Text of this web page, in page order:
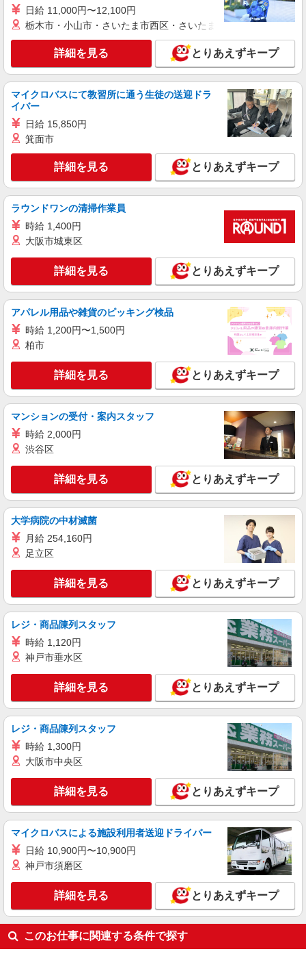
キープ 詳細を見る
株式会社kotrio /●NG-H-1992390
個別ケア重視！高級シニア住宅で巡回やケアな
ど＊御器所駅/日払いOK
時給1500円〜2125円 ＜日払い有/週払い有/交
キープ 詳細を見る
正社員
グループホーム ソラスト白金/2380000040-024
介護職員（ヘルパー）（介護助手）
夜割増＋夜勤手当）
愛知県名古屋市昭和区白金1-20-3
キープ 詳細を見る
正社員
グループホーム ソラスト白金/2380000040-025
介護職員（ヘルパー）（介護助手）
月給199,600円
愛知県名古屋市昭和区白金1-20-3
キープ 詳細を見る
グループホーム ソラスト白金/2380000040-003
介護職員（ヘルパー）（役職なし）
月給241,300円〜289,120円（経験・能力等に
よる） ＜給与補足＞夜勤5〜10回分（36,700〜
74,520円）含む。※夜勤1回あたり7,340〜7,452円
（深夜割増＋夜勤手当）
詳細を見る
派遣社員
株式会社kotrio /●NG-H-2029823
日収1.2万円〜可★「とにかく収入重視!」が叶
時給1500円〜2125円 ＜日払い有/週払い有/交
名古屋市昭和区
キープ 詳細を見る
日給 11,000円〜12,100円
栃木市・小山市・さいたま市西区・さいたま市岩槻区・久喜市・
詳細を見る とりあえずキープ
マイクロバスにて教習所に通う生徒の送迎ドラ
イバー
日給 15,850円
箕面市
詳細を見る とりあえずキープ
ラウンドワンの清掃作業員
時給 1,400円
大阪市城東区
詳細を見る とりあえずキープ
アパレル用品や雑貨のピッキング検品
時給 1,200円〜1,500円
柏市
詳細を見る とりあえずキープ
マンションの受付・案内スタッフ
時給 2,000円
渋谷区
詳細を見る とりあえずキープ
大学病院の中材滅菌
月給 254,160円
足立区
詳細を見る とりあえずキープ
レジ・商品陳列スタッフ
時給 1,120円
神戸市垂水区
詳細を見る とりあえずキープ
レジ・商品陳列スタッフ
時給 1,300円
大阪市中央区
詳細を見る とりあえずキープ
マイクロバスによる施設利用者送迎ドライバー
日給 10,900円〜10,900円
神戸市須磨区
詳細を見る とりあえずキープ
このお仕事に関連する条件で探す